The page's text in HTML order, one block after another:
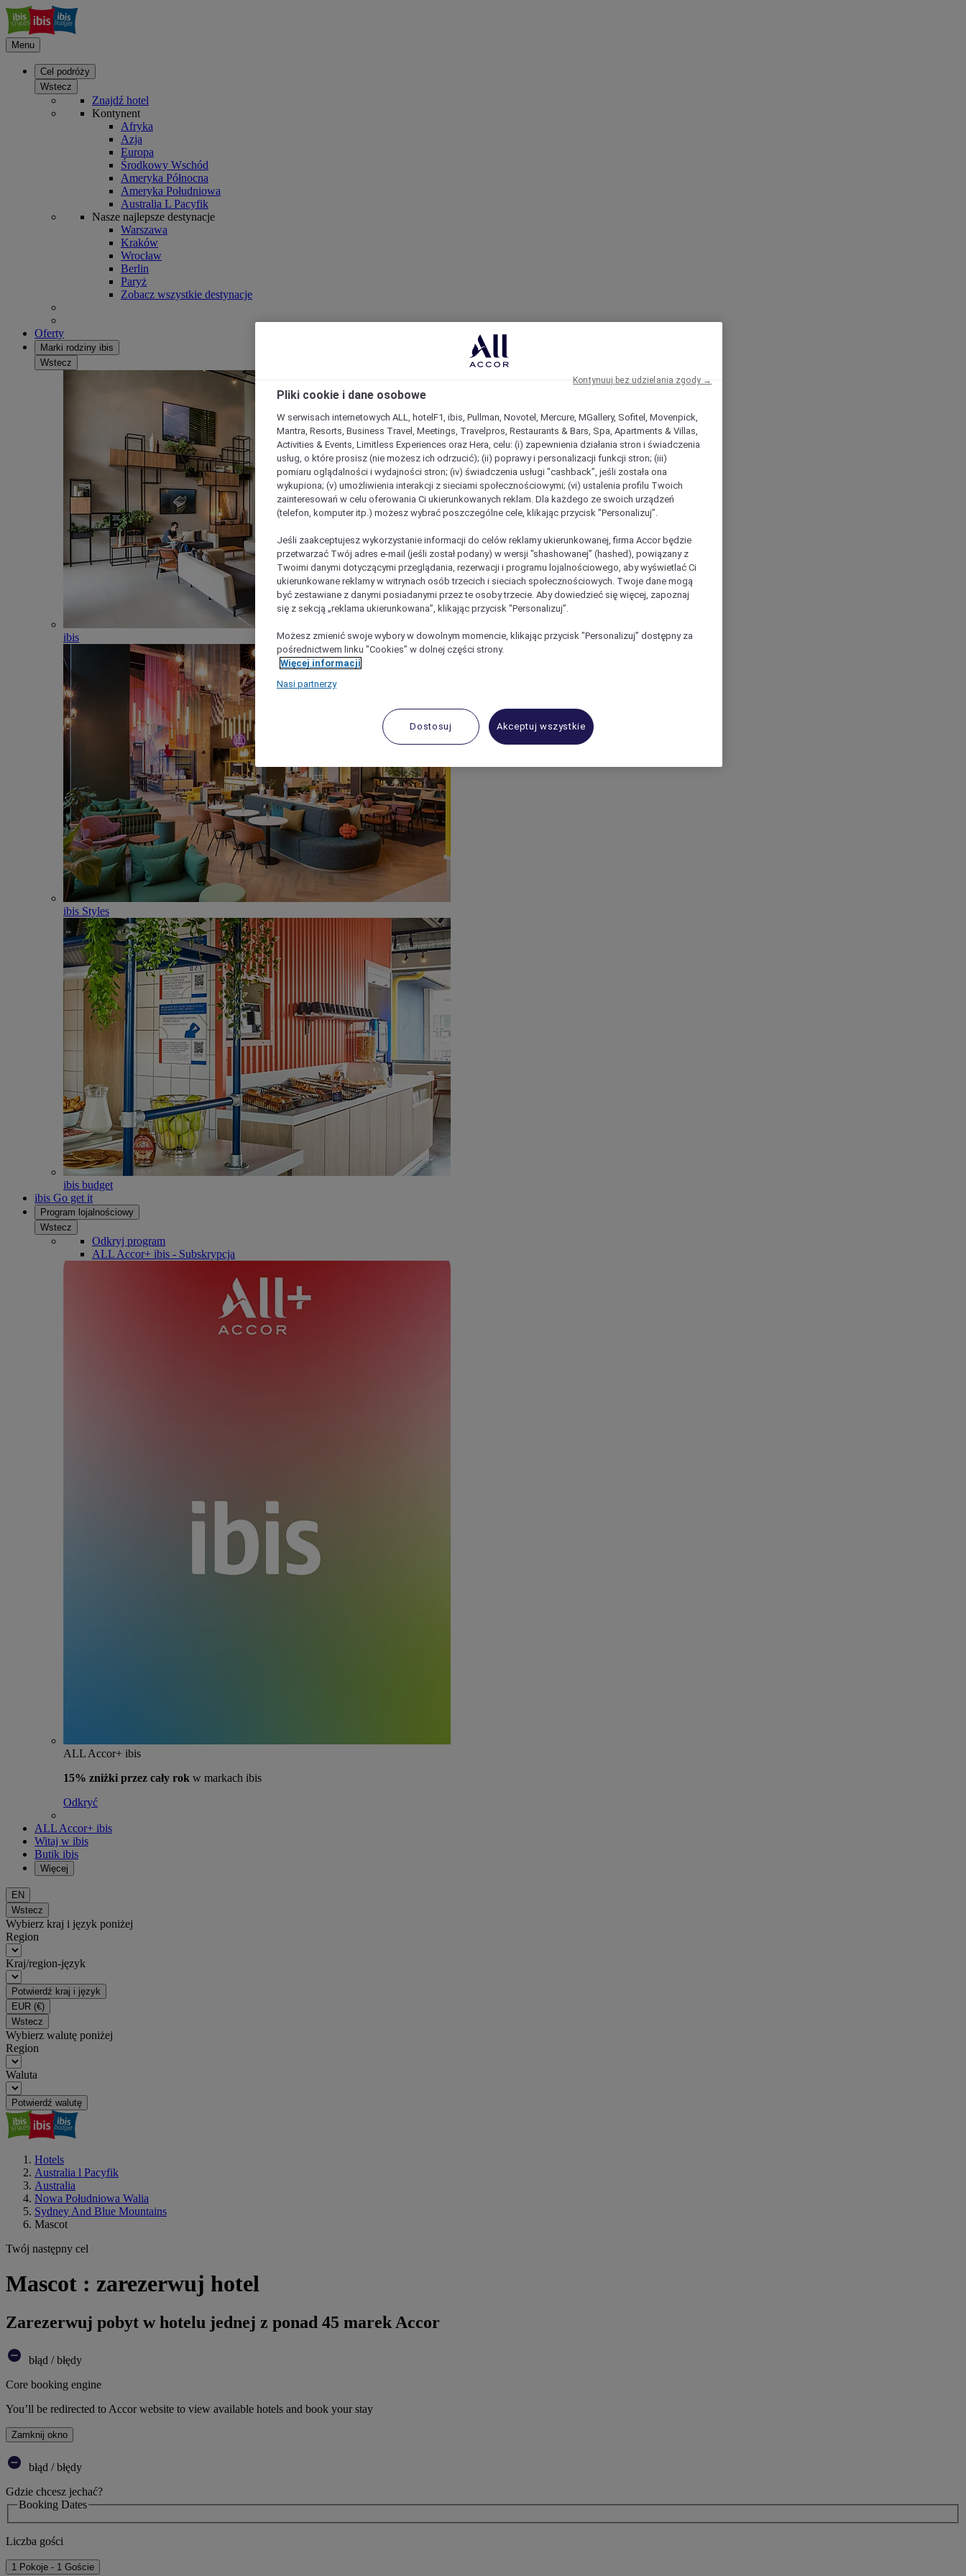
Menu
Cel podróży
Wstecz
Znajdź hotel
Kontynent
Afryka
Azja
Europa
Środkowy Wschód
Ameryka Północna
Ameryka Południowa
Australia L Pacyfik
Nasze najlepsze destynacje
Warszawa
Kraków
Wrocław
Berlin
Paryż
Zobacz wszystkie destynacje
Oferty
Marki rodziny ibis
Wstecz
ibis
ibis Styles
ibis budget
ibis Go get it
Program lojalnościowy
Wstecz
Odkryj program
ALL Accor+ ibis - Subskrypcja
ALL Accor+ ibis
15% zniżki przez cały rok w markach ibis
Odkryć
ALL Accor+ ibis
Witaj w ibis
Butik ibis
Więcej
EN
Wstecz
Wybierz kraj i język poniżej
Region
Kraj/region-język
Potwierdź kraj i język
EUR (€)
Wstecz
Wybierz walutę poniżej
Region
Waluta
Potwierdź walutę
Hotels
Australia l Pacyfik
Australia
Nowa Południowa Walia
Sydney And Blue Mountains
Mascot
Twój następny cel
Mascot : zarezerwuj hotel
Zarezerwuj pobyt w hotelu jednej z ponad 45 marek Accor
błąd / błędy
Core booking engine
You’ll be redirected to Accor website to view available hotels and book your stay
Zamknij okno
błąd / błędy
Gdzie chcesz jechać?
Booking Dates
Liczba gości
1 Pokoje - 1 Goście
Pliki cookie i dane osobowe
W serwisach internetowych ALL, hotelF1, ibis, Pullman, Novotel, Mercure, MGallery, Sofitel, Movenpick,
Mantra, Resorts, Business Travel, Meetings, Travelpros, Restaurants & Bars, Spa, Apartments & Villas,
Activities & Events, Limitless Experiences oraz Hera, celu: (i) zapewnienia działania stron i świadczenia
usług, o które prosisz (nie możesz ich odrzucić); (ii) poprawy i personalizacji funkcji stron; (iii)
pomiaru oglądalności i wydajności stron; (iv) świadczenia usługi "cashback”, jeśli została ona
wykupiona; (v) umożliwienia interakcji z sieciami społecznościowymi; (vi) ustalenia profilu Twoich
zainteresowań w celu oferowania Ci ukierunkowanych reklam. Dla każdego ze swoich urządzeń
(telefon, komputer itp.) możesz wybrać poszczególne cele, klikając przycisk "Personalizuj”.
Jeśli zaakceptujesz wykorzystanie informacji do celów reklamy ukierunkowanej, firma Accor będzie
przetwarzać Twój adres e-mail (jeśli został podany) w wersji "shashowanej” (hashed), powiązany z
Twoimi danymi dotyczącymi przeglądania, rezerwacji i programu lojalnościowego, aby wyświetlać Ci
ukierunkowane reklamy w witrynach osób trzecich i sieciach społecznościowych. Twoje dane mogą
być zestawiane z danymi posiadanymi przez te osoby trzecie. Aby dowiedzieć się więcej, zapoznaj
się z sekcją „reklama ukierunkowana”, klikając przycisk "Personalizuj”.
Możesz zmienić swoje wybory w dowolnym momencie, klikając przycisk "Personalizuj” dostępny za
pośrednictwem linku "Cookies” w dolnej części strony.
Więcej informacji
Nasi partnerzy
Dostosuj Akceptuj wszystkie
Kontynuuj bez udzielania zgody →